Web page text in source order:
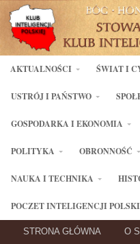
AKTUALNOŚCI ŚWIAT I
USTRÓJ I PAŃSTWO
GOSPODARKA I EKONOMIA
POLITYKA OBRONNOŚĆ
NAUKA I TECHNIKA
POCZET INTELIGENCJI
STRONA GŁÓWNA O